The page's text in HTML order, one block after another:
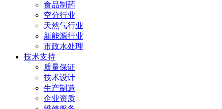
食品制药
空分行业
天然气行业
新能源行业
市政水处理
技术支持
质量保证
技术设计
生产制造
企业资质